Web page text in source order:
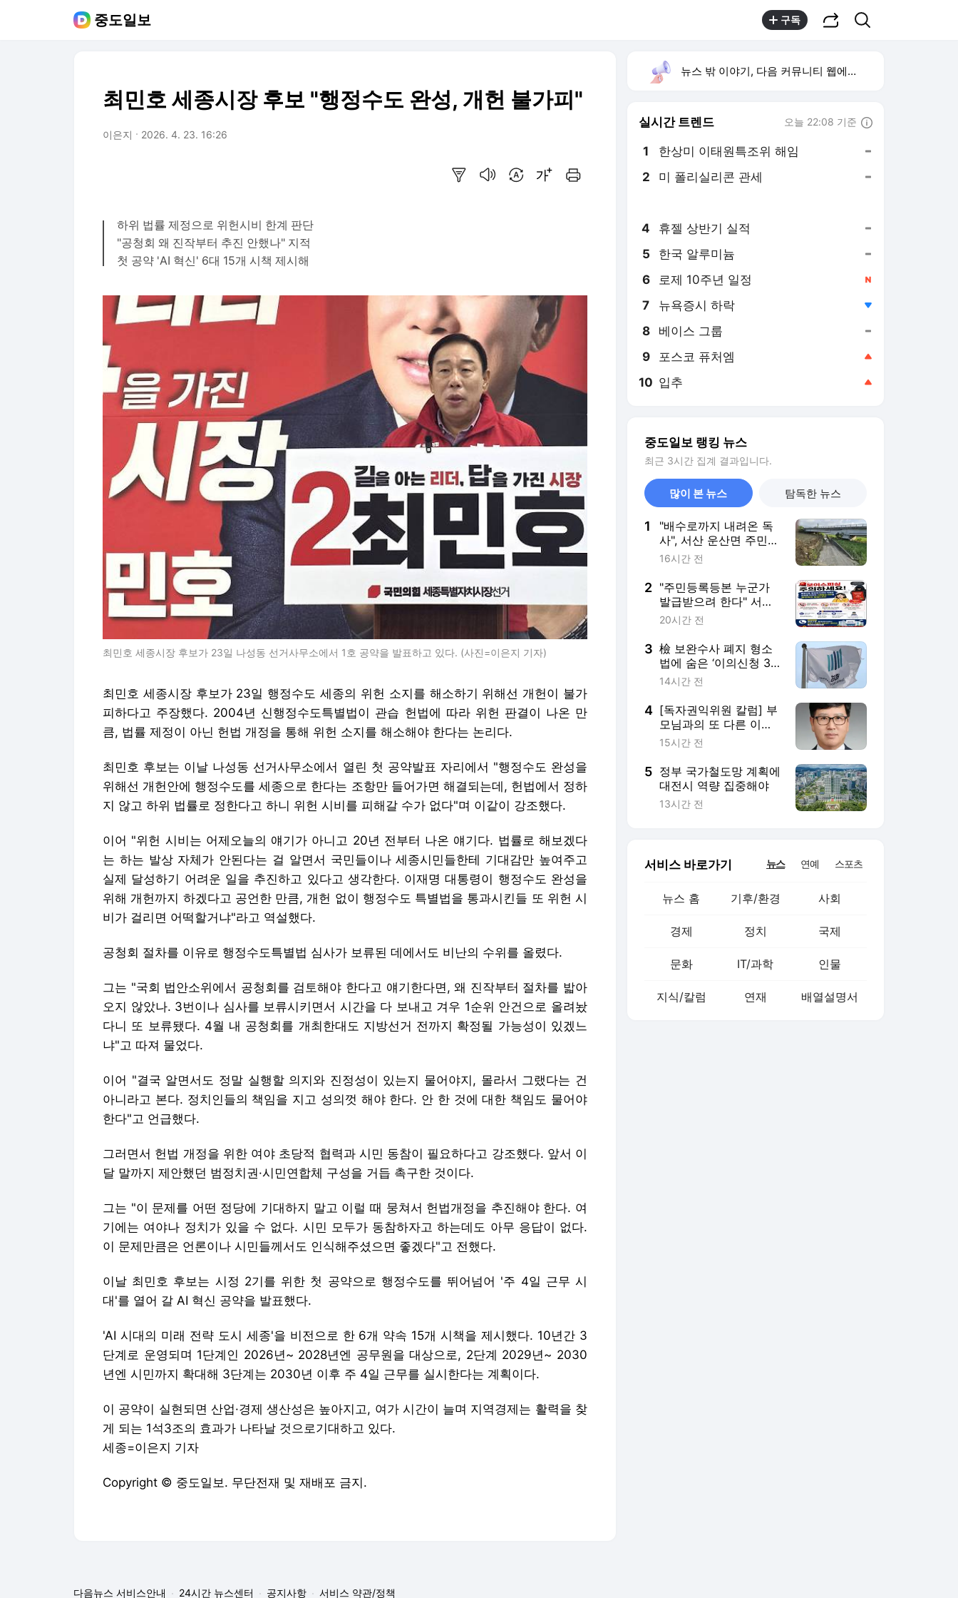
중도일보 구독
최민호 세종시장 후보 "행정수도 완성, 개헌 불가피"
이은지 2026. 4. 23. 16:26
하위 법률 제정으로 위헌시비 한계 판단
"공청회 왜 진작부터 추진 안했나" 지적
첫 공약 'AI 혁신' 6대 15개 시책 제시해
최민호 세종시장 후보가 23일 나성동 선거사무소에서 1호 공약을 발표하고 있다. (사진=이은지 기자)
최민호 세종시장 후보가 23일 행정수도 세종의 위헌 소지를 해소하기 위해선 개헌이 불가
피하다고 주장했다. 2004년 신행정수도특별법이 관습 헌법에 따라 위헌 판결이 나온 만
큼, 법률 제정이 아닌 헌법 개정을 통해 위헌 소지를 해소해야 한다는 논리다.
최민호 후보는 이날 나성동 선거사무소에서 열린 첫 공약발표 자리에서 "행정수도 완성을
위해선 개헌안에 행정수도를 세종으로 한다는 조항만 들어가면 해결되는데, 헌법에서 정하
지 않고 하위 법률로 정한다고 하니 위헌 시비를 피해갈 수가 없다"며 이같이 강조했다.
이어 "위헌 시비는 어제오늘의 얘기가 아니고 20년 전부터 나온 얘기다. 법률로 해보겠다
는 하는 발상 자체가 안된다는 걸 알면서 국민들이나 세종시민들한테 기대감만 높여주고
실제 달성하기 어려운 일을 추진하고 있다고 생각한다. 이재명 대통령이 행정수도 완성을
위해 개헌까지 하겠다고 공언한 만큼, 개헌 없이 행정수도 특별법을 통과시킨들 또 위헌 시
비가 걸리면 어떡할거냐"라고 역설했다.
공청회 절차를 이유로 행정수도특별법 심사가 보류된 데에서도 비난의 수위를 올렸다.
그는 "국회 법안소위에서 공청회를 검토해야 한다고 얘기한다면, 왜 진작부터 절차를 밟아
오지 않았나. 3번이나 심사를 보류시키면서 시간을 다 보내고 겨우 1순위 안건으로 올려놨
다니 또 보류됐다. 4월 내 공청회를 개최한대도 지방선거 전까지 확정될 가능성이 있겠느
냐"고 따져 물었다.
이어 "결국 알면서도 정말 실행할 의지와 진정성이 있는지 물어야지, 몰라서 그랬다는 건
아니라고 본다. 정치인들의 책임을 지고 성의껏 해야 한다. 안 한 것에 대한 책임도 물어야
한다"고 언급했다.
그러면서 헌법 개정을 위한 여야 초당적 협력과 시민 동참이 필요하다고 강조했다. 앞서 이
달 말까지 제안했던 범정치권·시민연합체 구성을 거듭 촉구한 것이다.
그는 "이 문제를 어떤 정당에 기대하지 말고 이럴 때 뭉쳐서 헌법개정을 추진해야 한다. 여
기에는 여야나 정치가 있을 수 없다. 시민 모두가 동참하자고 하는데도 아무 응답이 없다.
이 문제만큼은 언론이나 시민들께서도 인식해주셨으면 좋겠다"고 전했다.
이날 최민호 후보는 시정 2기를 위한 첫 공약으로 행정수도를 뛰어넘어 '주 4일 근무 시
대'를 열어 갈 AI 혁신 공약을 발표했다.
'AI 시대의 미래 전략 도시 세종'을 비전으로 한 6개 약속 15개 시책을 제시했다. 10년간 3
단계로 운영되며 1단계인 2026년~ 2028년엔 공무원을 대상으로, 2단계 2029년~ 2030
년엔 시민까지 확대해 3단계는 2030년 이후 주 4일 근무를 실시한다는 계획이다.
이 공약이 실현되면 산업·경제 생산성은 높아지고, 여가 시간이 늘며 지역경제는 활력을 찾
게 되는 1석3조의 효과가 나타날 것으로기대하고 있다.
세종=이은지 기자
Copyright © 중도일보. 무단전재 및 재배포 금지.
뉴스 밖 이야기, 다음 커뮤니티 웹에서 보기
실시간 트렌드 오늘 22:08 기준
1 한상미 이태원특조위 해임
2 미 폴리실리콘 관세
4 휴젤 상반기 실적
5 한국 알루미늄
6 로제 10주년 일정
7 뉴욕증시 하락
8 베이스 그룹
9 포스코 퓨처엠
10 입추
중도일보 랭킹 뉴스
최근 3시간 집계 결과입니다.
많이 본 뉴스 탐독한 뉴스
1
"배수로까지 내려온 독
사", 서산 운산면 주민들
'불안' 호소, 안전대책 마
16시간 전
2 "주민등록등본 누군가
발급받으려 한다" 서산
행정복지센터 사칭 보이
20시간 전
3 檢 보완수사 폐지 형소
법에 숨은 ‘이의신청 3
개월 제한’…황운하는
14시간 전
4 [독자권익위원 칼럼] 부
모님과의 또 다른 이별,
요양원 문 앞에서
15시간 전
5 정부 국가철도망 계획에
대전시 역량 집중해야
13시간 전
서비스 바로가기 뉴스 연예 스포츠
뉴스 홈 기후/환경 사회
경제 정치 국제
문화 IT/과학 인물
지식/칼럼 연재 배열설명서
다음뉴스 서비스안내 24시간 뉴스센터 공지사항 서비스 약관/정책